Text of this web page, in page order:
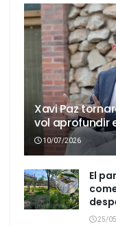
Xavi Paz
vol aprofundir
10/07/2026
El
25/